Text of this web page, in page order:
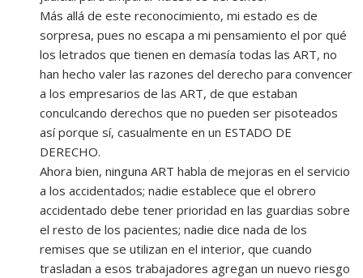
Más allá de este reconocimiento, mi estado es de
sorpresa, pues no escapa a mi pensamiento el por qué
los letrados que tienen en demasía todas las ART, no
han hecho valer las razones del derecho para convencer
a los empresarios de las ART, de que estaban
conculcando derechos que no pueden ser pisoteados
así porque sí, casualmente en un ESTADO DE
DERECHO.
Ahora bien, ninguna ART habla de mejoras en el servicio
a los accidentados; nadie establece que el obrero
accidentado debe tener prioridad en las guardias sobre
el resto de los pacientes; nadie dice nada de los
remises que se utilizan en el interior, que cuando
trasladan a esos trabajadores agregan un nuevo riesgo